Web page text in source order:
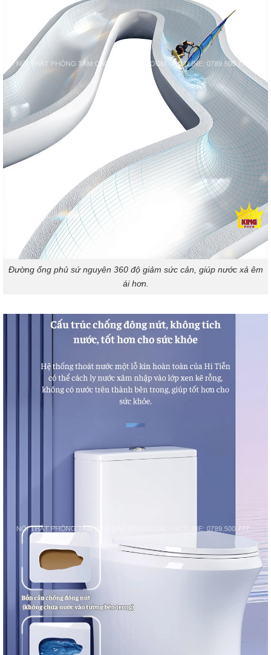
Đường ống phủ sứ nguyên 360 độ giảm sức cản, giúp nước xả êm
ái hơn.